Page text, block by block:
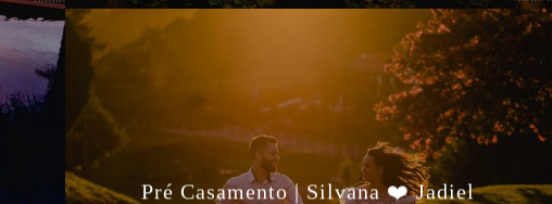
Pré Casamento | Silvana ❤️ Jadiel